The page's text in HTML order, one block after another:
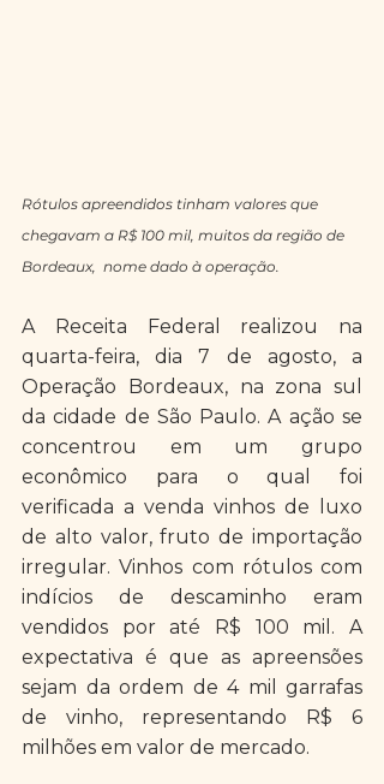
Rótulos apreendidos tinham valores que
chegavam a R$ 100 mil, muitos da região de
Bordeaux,  nome dado à operação.
A Receita Federal realizou na
quarta-feira, dia 7 de agosto, a
Operação Bordeaux, na zona sul
da cidade de São Paulo. A ação se
concentrou em um grupo
econômico para o qual foi
verificada a venda vinhos de luxo
de alto valor, fruto de importação
irregular. Vinhos com rótulos com
indícios de descaminho eram
vendidos por até R$ 100 mil. A
expectativa é que as apreensões
sejam da ordem de 4 mil garrafas
de vinho, representando R$ 6
milhões em valor de mercado.